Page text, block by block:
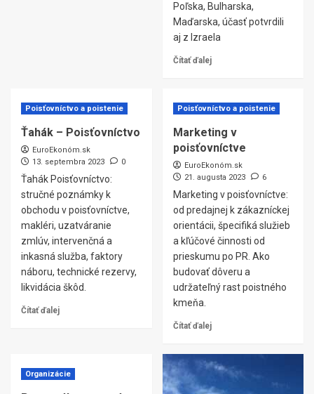
Poľska, Bulharska,
Maďarska, účasť potvrdili
aj z Izraela
Čítať ďalej
Poisťovníctvo a poistenie
Ťahák – Poisťovníctvo
EuroEkonóm.sk
13. septembra 2023
0
Ťahák Poisťovníctvo:
stručné poznámky k
obchodu v poisťovníctve,
makléri, uzatváranie
zmlúv, intervenčná a
inkasná služba, faktory
náboru, technické rezervy,
likvidácia škôd.
Čítať ďalej
Poisťovníctvo a poistenie
Marketing v
poisťovníctve
EuroEkonóm.sk
21. augusta 2023
6
Marketing v poisťovníctve:
od predajnej k zákazníckej
orientácii, špecifiká služieb
a kľúčové činnosti od
prieskumu po PR. Ako
budovať dôveru a
udržateľný rast poistného
kmeňa.
Čítať ďalej
Organizácie